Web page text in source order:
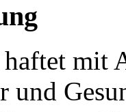
mit
und